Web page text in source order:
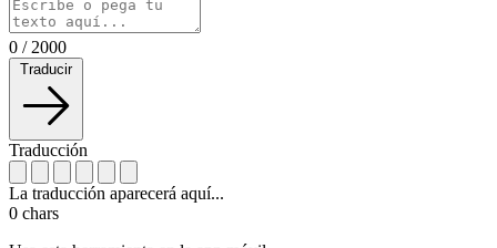
0 / 2000
Traducir
Traducción
La traducción aparecerá aquí...
0 chars